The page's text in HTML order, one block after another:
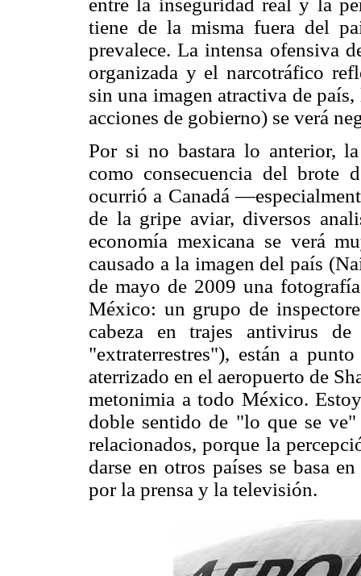
tiene de la misma fuera del
prevalece. La intensa ofensiva
organizada y el narcotráfico
sin una imagen atractiva de
acciones de gobierno) se verá
Por si no bastara lo anterior,
como consecuencia del
ocurrió a Canadá
de la gripe aviar, diversos
economía mexicana se verá
causado a la imagen del país
de mayo de 2009 una
México: un grupo de
cabeza en trajes antivirus
"extraterrestres"), están a
aterrizado en el aeropuerto de
metonimia a todo México.
doble sentido de "lo que se
relacionados, porque la
darse en otros países se basa
por la prensa y la televisión.